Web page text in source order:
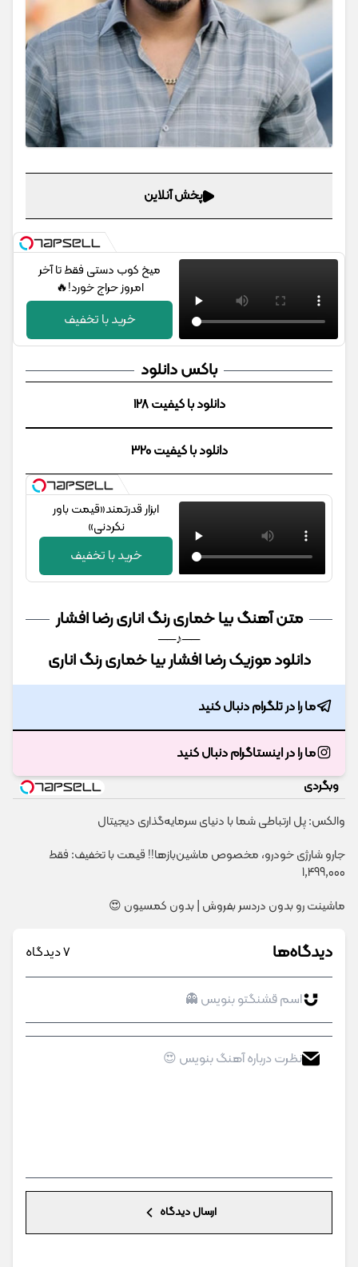
پخش آنلاین
میخ کوب دستی فقط تا آخر
امروز حراج خورد!🔥
خرید با تخفیف
باکس دانلود
دانلود با کیفیت 128
دانلود با کیفیت 320
ابزار قدرتمند‌‌«قیمت باور
نکردنی»
خرید با تخفیف
متن آهنگ بیا خماری رنگ اناری رضا افشار
──♪──
دانلود موزیک رضا افشار بیا خماری رنگ اناری
ما را در تلگرام دنبال کنید
ما را در اینستاگرام دنبال کنید
وبگردی
والکس: پل ارتباطی شما با دنیای سرمایه‌گذاری دیجیتال
جارو شارژی خودرو، مخصوص ماشین‌باز‌ها!! قیمت با تخفیف: فقط
1,499,000
ماشینت رو بدون دردسر بفروش | بدون کمسیون 😍
دیدگاه‌ها 7 دیدگاه
ارسال دیدگاه